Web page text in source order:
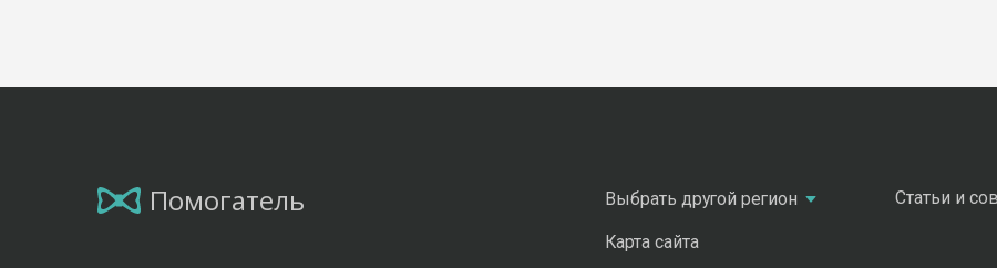
Помогатель Выбрать другой регион
Карта сайта
Статьи и